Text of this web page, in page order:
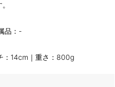
品：-
：14cm｜重さ：800g